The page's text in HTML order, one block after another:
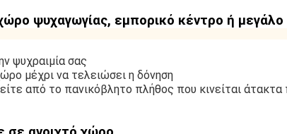
ψυχαγωγίας, εμπορικό κέντρο ή
ψυχραιμία σας
μέχρι να τελειώσει η δόνηση
από το πανικόβλητο πλήθος που κινείται άτακτα